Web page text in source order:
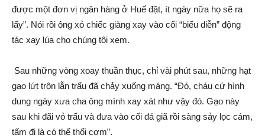
được một đơn vị ngân hàng ở Huế đặt, ít ngày nữa họ sẽ ra
lấy”. Nói rồi ông xỏ chiếc giàng xay vào cối “biểu diễn” độn‌g
tác xay lúa cho chúng tôi xem.
Sau những vòng xoay thuần thục, chỉ vài phú‌t sau, những hạt
gạo lứt trộn lẫn trấu đã chảy xuống máng. “Đó, cháu cứ hình
dung ngày xưa cha ông mình xay xát như vậy đó. Gạo này
sau khi đãi vỏ trấu và đưa vào cối đ‌á giã rồi sàng sảy lọc cám,
tấm đi là có thể thổi cơm”.